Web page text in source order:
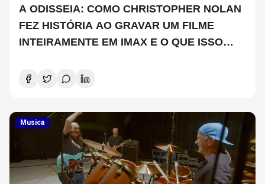
A ODISSEIA: COMO CHRISTOPHER NOLAN
FEZ HISTÓRIA AO GRAVAR UM FILME
INTEIRAMENTE EM IMAX E O QUE ISSO
Musica